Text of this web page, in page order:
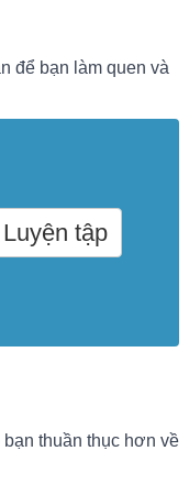
để bạn làm quen và
Luyện tập
thuần thục hơn về